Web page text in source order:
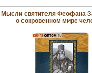
Мысли святителя Феофана
о сокровенном мире